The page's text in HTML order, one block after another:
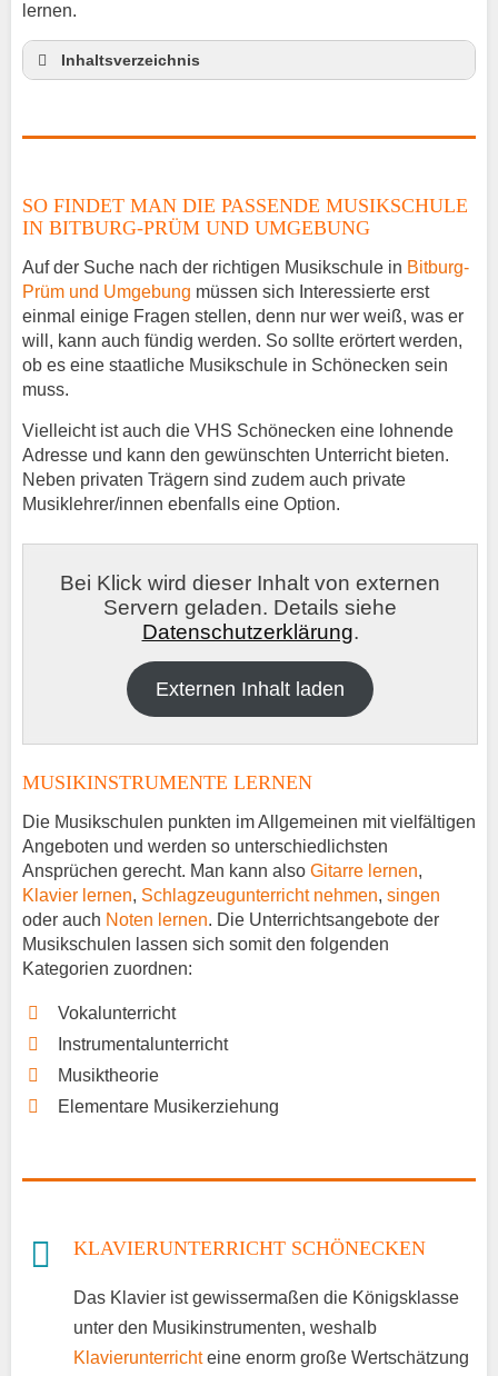
lernen.
Inhaltsverzeichnis
Gitarrenunterricht Schönecken
Musiklehrer Stellenangebote – Schönecken
SO FINDET MAN DIE PASSENDE MUSIKSCHULE
IN BITBURG-PRÜM UND UMGEBUNG
Auf der Suche nach der richtigen Musikschule in Bitburg-
Prüm und Umgebung müssen sich Interessierte erst
einmal einige Fragen stellen, denn nur wer weiß, was er
will, kann auch fündig werden. So sollte erörtert werden,
ob es eine staatliche Musikschule in Schönecken sein
muss.
Vielleicht ist auch die VHS Schönecken eine lohnende
Adresse und kann den gewünschten Unterricht bieten.
Neben privaten Trägern sind zudem auch private
Musiklehrer/innen ebenfalls eine Option.
Bei Klick wird dieser Inhalt von externen
Servern geladen. Details siehe
Datenschutzerklärung.
Externen Inhalt laden
MUSIKINSTRUMENTE LERNEN
Die Musikschulen punkten im Allgemeinen mit vielfältigen
Angeboten und werden so unterschiedlichsten
Ansprüchen gerecht. Man kann also Gitarre lernen,
Klavier lernen, Schlagzeugunterricht nehmen, singen
oder auch Noten lernen. Die Unterrichtsangebote der
Musikschulen lassen sich somit den folgenden
Kategorien zuordnen:
Vokalunterricht
Instrumentalunterricht
Musiktheorie
Elementare Musikerziehung
KLAVIERUNTERRICHT SCHÖNECKEN
Das Klavier ist gewissermaßen die Königsklasse
unter den Musikinstrumenten, weshalb
Klavierunterrichteine enorm große Wertschätzung